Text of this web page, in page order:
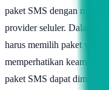
paket SMS dengan
provider seluler. Dalam
harus memilih paket yang
memperhatikan
paket SMS dapat